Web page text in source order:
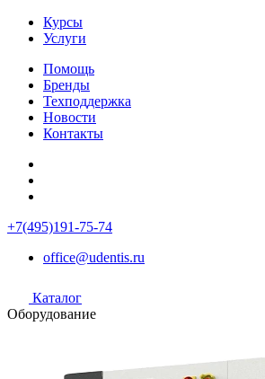
Курсы
Услуги
Помощь
Бренды
Техподдержка
Новости
Контакты
+7(495)191-75-74
office@udentis.ru
Каталог
Оборудование